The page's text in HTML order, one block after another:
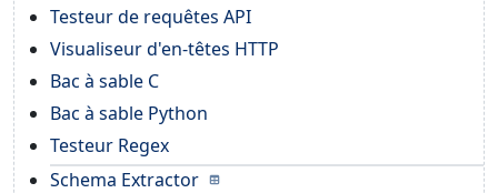
Testeur de requêtes API
Visualiseur d'en-têtes HTTP
Bac à sable C
Bac à sable Python
Testeur Regex
Schema Extractor